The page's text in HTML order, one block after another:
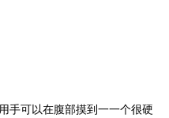
手可以在腹部摸到一一个很硬